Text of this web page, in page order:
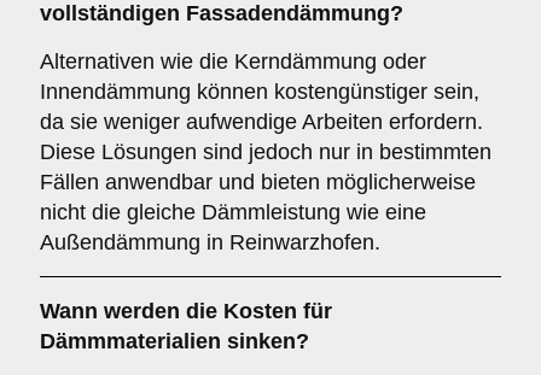
vollständigen Fassadendämmung?
Alternativen wie die Kerndämmung oder
Innendämmung können kostengünstiger sein,
da sie weniger aufwendige Arbeiten erfordern.
Diese Lösungen sind jedoch nur in bestimmten
Fällen anwendbar und bieten möglicherweise
nicht die gleiche Dämmleistung wie eine
Außendämmung in Reinwarzhofen.
Wann werden die Kosten für
Dämmmaterialien sinken?